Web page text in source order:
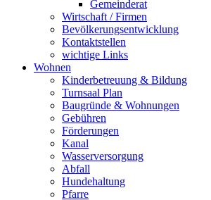
Gemeinderat
Wirtschaft / Firmen
Bevölkerungsentwicklung
Kontaktstellen
wichtige Links
Wohnen
Kinderbetreuung & Bildung
Turnsaal Plan
Baugründe & Wohnungen
Gebühren
Förderungen
Kanal
Wasserversorgung
Abfall
Hundehaltung
Pfarre